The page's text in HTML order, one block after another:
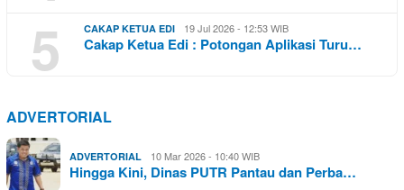
5 CAKAP KETUA EDI 19 Jul 2026 - 12:53 WIB
Cakap Ketua Edi : Potongan Aplikasi Turu…
ADVERTORIAL
ADVERTORIAL 10 Mar 2026 - 10:40 WIB
Hingga Kini, Dinas PUTR Pantau dan Perba…